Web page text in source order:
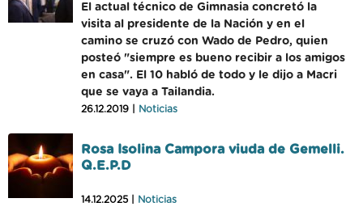
El actual técnico de Gimnasia concretó la
visita al presidente de la Nación y en el
camino se cruzó con Wado de Pedro, quien
posteó "siempre es bueno recibir a los amigos
en casa". El 10 habló de todo y le dijo a Macri
que se vaya a Tailandia.
26.12.2019 | Noticias
Rosa Isolina Campora viuda de Gemelli.
Q.E.P.D
14.12.2025 | Noticias